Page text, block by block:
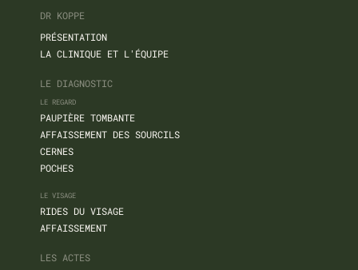
DR KOPPE
PRÉSENTATION
LA CLINIQUE ET L'ÉQUIPE
LE DIAGNOSTIC
LE REGARD
PAUPIÈRE TOMBANTE
AFFAISSEMENT DES SOURCILS
CERNES
POCHES
LE VISAGE
RIDES DU VISAGE
AFFAISSEMENT
LES ACTES